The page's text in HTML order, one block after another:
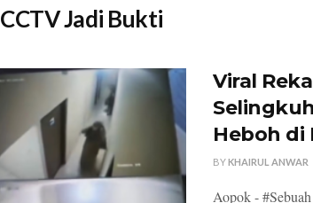
CCTV Jadi Bukti
Viral
Heboh di
BYKHAIRUL ANWAR
Aopok -